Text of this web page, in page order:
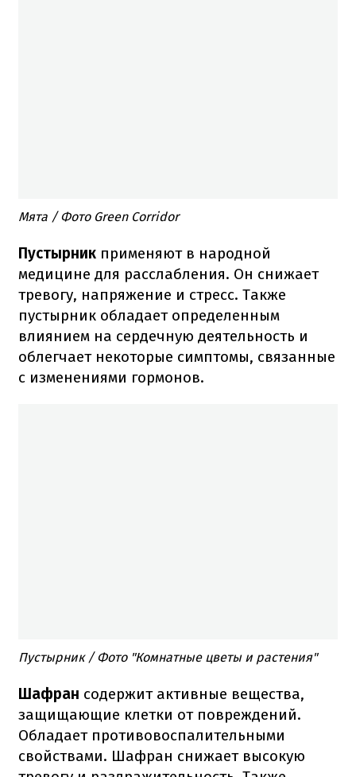
Мята / Фото Green Corridor
Пустырник применяют в народной
медицине для расслабления. Он снижает
тревогу, напряжение и стресс. Также
пустырник обладает определенным
влиянием на сердечную деятельность и
облегчает некоторые симптомы, связанные
с изменениями гормонов.
Пустырник / Фото "Комнатные цветы и растения"
Шафран содержит активные вещества,
защищающие клетки от повреждений.
Обладает противовоспалительными
свойствами. Шафран снижает высокую